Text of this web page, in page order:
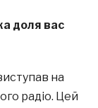
доля вас
на
радіо. Цей